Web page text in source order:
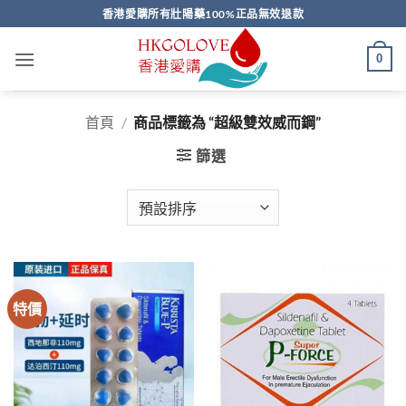
to
content
香港愛購所有壯陽藥100%正品無效退款
0
首頁 / 商品標籤為 “超級雙效威而鋼”
篩選
特價